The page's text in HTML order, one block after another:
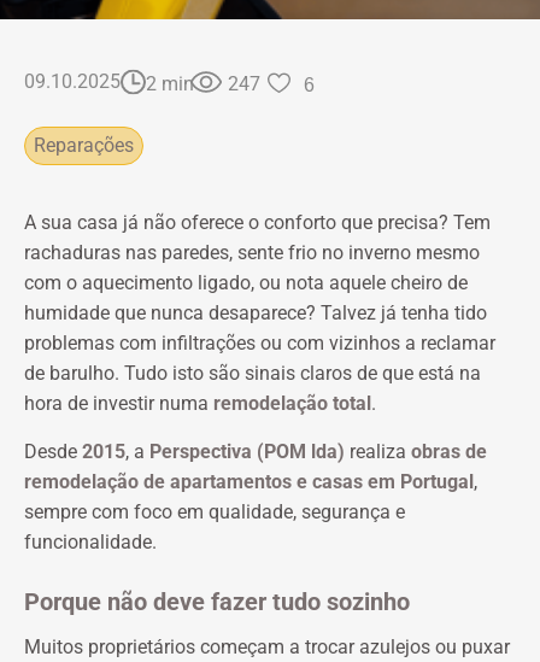
09.10.2025 2 min 247 6
Reparações
A sua casa já não oferece o conforto que precisa? Tem
rachaduras nas paredes, sente frio no inverno mesmo
com o aquecimento ligado, ou nota aquele cheiro de
humidade que nunca desaparece? Talvez já tenha tido
problemas com infiltrações ou com vizinhos a reclamar
de barulho. Tudo isto são sinais claros de que está na
hora de investir numa remodelação total.
Desde 2015, a Perspectiva (POM lda) realiza obras de
remodelação de apartamentos e casas em Portugal,
sempre com foco em qualidade, segurança e
funcionalidade.
Porque não deve fazer tudo sozinho
Muitos proprietários começam a trocar azulejos ou puxar